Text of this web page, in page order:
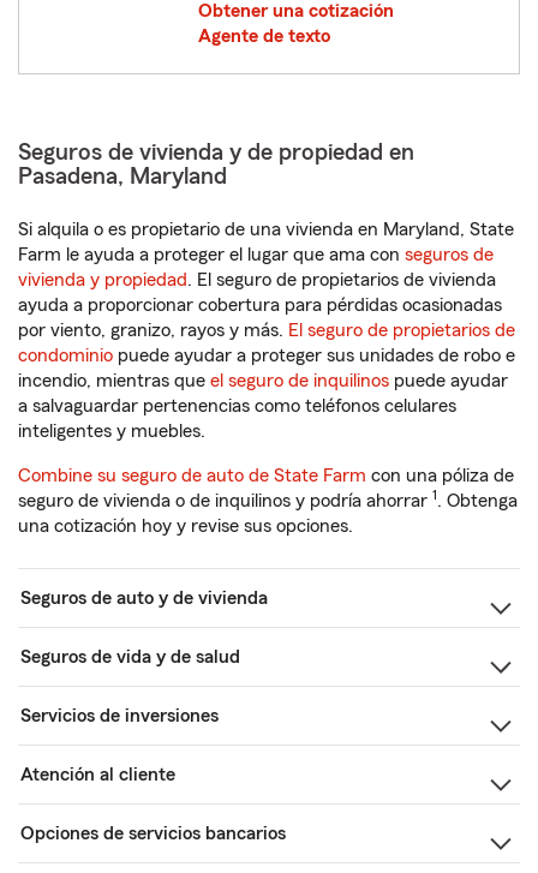
Obtener una cotización
Agente de texto
Seguros de vivienda y de propiedad en
Pasadena, Maryland
Si alquila o es propietario de una vivienda en Maryland, State
Farm le ayuda a proteger el lugar que ama con seguros de
vivienda y propiedad. El seguro de propietarios de vivienda
ayuda a proporcionar cobertura para pérdidas ocasionadas
por viento, granizo, rayos y más. El seguro de propietarios de
condominio puede ayudar a proteger sus unidades de robo e
incendio, mientras que el seguro de inquilinos puede ayudar
a salvaguardar pertenencias como teléfonos celulares
inteligentes y muebles.
Combine su seguro de auto de State Farm con una póliza de
seguro de vivienda o de inquilinos y podría ahorrar 1. Obtenga
una cotización hoy y revise sus opciones.
Seguros de auto y de vivienda
Seguros de vida y de salud
Servicios de inversiones
Atención al cliente
Opciones de servicios bancarios